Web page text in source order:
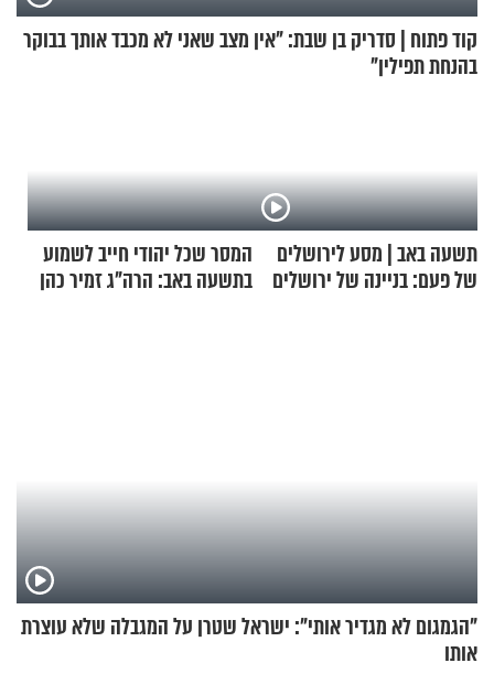
קוד פתוח | סדריק בן שבת: "אין מצב שאני לא מכבד אותך בבוקר
בהנחת תפילין"
תשעה באב | מסע לירושלים
של פעם: בניינה של ירושלים
המסר שכל יהודי חייב לשמוע
בתשעה באב: הרה"ג זמיר כהן
"הגמגום לא מגדיר אותי": ישראל שטרן על המגבלה שלא עוצרת
אותו